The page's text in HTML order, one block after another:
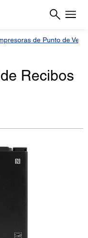
de Punto de
Recibos